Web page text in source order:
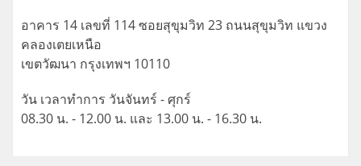
อาคาร 14 เลขที่ 114 ซอยสุขุมวิท 23 ถนนสุขุมวิท แขวง
คลองเตยเหนือ
เขตวัฒนา กรุงเทพฯ 10110
วัน เวลาทำการ วันจันทร์ - ศุกร์
08.30 น. - 12.00 น. และ 13.00 น. - 16.30 น.